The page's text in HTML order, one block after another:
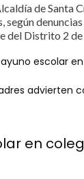
de Santa
según
Distrito 2 de
escolar
advierten
en